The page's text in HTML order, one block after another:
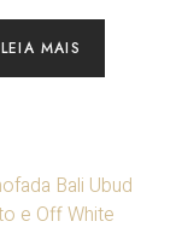
LEIA MAIS